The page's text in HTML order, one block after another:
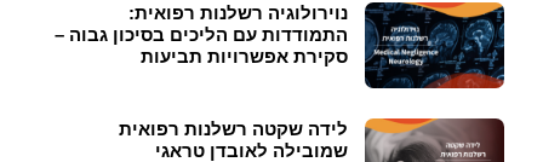
נוירולוגיה רשלנות רפואית:
התמודדות עם הליכים בסיכון גבוה –
סקירת אפשרויות תביעות
לידה שקטה רשלנות רפואית
שמובילה לאובדן טראגי